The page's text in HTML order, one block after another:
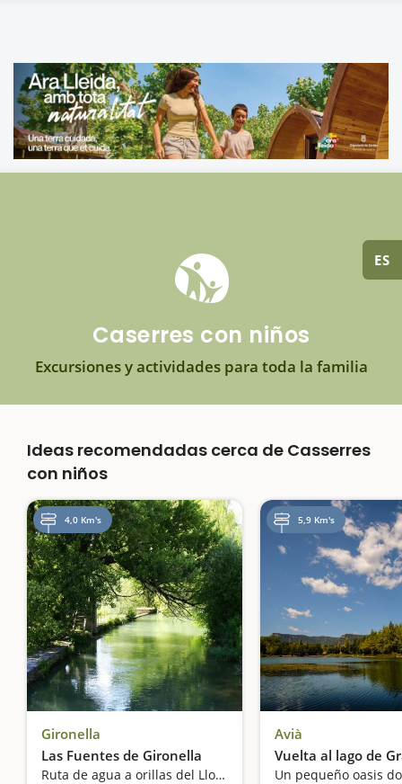
ES
Caserres con niños
Excursiones y actividades para toda la familia
Ideas recomendadas cerca de Casserres
con niños
4,0 Km's
Gironella
Las Fuentes de Gironella
Ruta de agua a orillas del Llobregat
5,9 Km's
Avià
Vuelta al lago de